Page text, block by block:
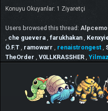
Konuyu Okuyanlar: 1 Ziyaretçi
Users browsed this thread:
che guevera farukhakan
Ö.F.T
ramowarr renaistrongest
TheOrder
V0LLKRASSHER